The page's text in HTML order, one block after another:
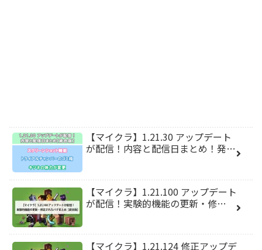
【マイクラ】1.21.30 アップデート
が配信！内容と配信日まとめ！発…
【マイクラ】1.21.100 アップデート
が配信！実験的機能の更新・修…
【マイクラ】1.21.124 修正アップデ